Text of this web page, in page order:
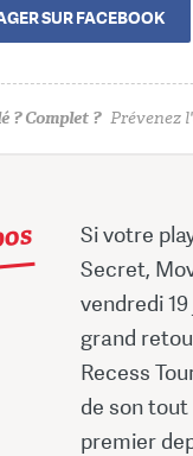
SUR FACEBOOK
? Complet ? Prévenez
Si votre
Secret,
vendredi
grand
Recess
de son tout
premier